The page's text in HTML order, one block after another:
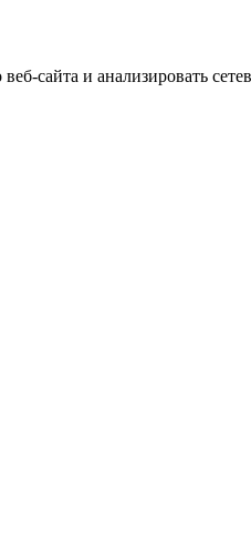
сайта и анализировать